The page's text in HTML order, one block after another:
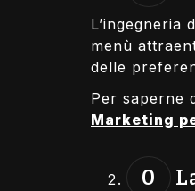
menù
delle
Per saperne
Marketing